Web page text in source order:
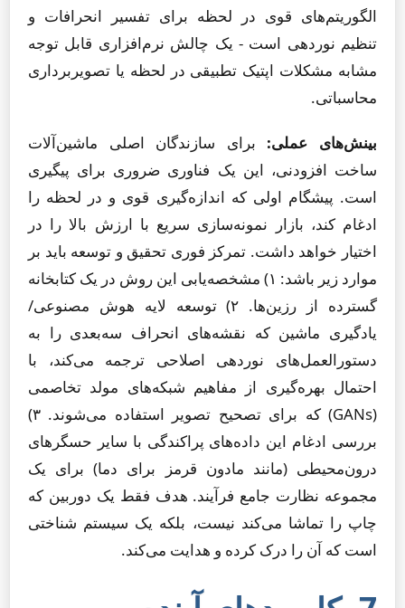
الگوریتم‌های قوی در لحظه برای تفسیر انحرافات و
تنظیم نوردهی است - یک چالش نرم‌افزاری قابل توجه
مشابه مشکلات اپتیک تطبیقی در لحظه یا تصویربرداری
محاسباتی.
بینش‌های عملی: برای سازندگان اصلی ماشین‌آلات
ساخت افزودنی، این یک فناوری ضروری برای پیگیری
است. پیشگام اولی که اندازه‌گیری قوی و در لحظه را
ادغام کند، بازار نمونه‌سازی سریع با ارزش بالا را در
اختیار خواهد داشت. تمرکز فوری تحقیق و توسعه باید بر
موارد زیر باشد: ۱) مشخصه‌یابی این روش در یک کتابخانه
گسترده از رزین‌ها. ۲) توسعه لایه هوش مصنوعی/
یادگیری ماشین که نقشه‌های انحراف سه‌بعدی را به
دستورالعمل‌های نوردهی اصلاحی ترجمه می‌کند، با
احتمال بهره‌گیری از مفاهیم شبکه‌های مولد تخاصمی
(GANs) که برای تصحیح تصویر استفاده می‌شوند. ۳)
بررسی ادغام این داده‌های پراکندگی با سایر حسگرهای
درون‌محیطی (مانند مادون قرمز برای دما) برای یک
مجموعه نظارت جامع فرآیند. هدف فقط یک دوربین که
چاپ را تماشا می‌کند نیست، بلکه یک سیستم شناختی
است که آن را درک کرده و هدایت می‌کند.